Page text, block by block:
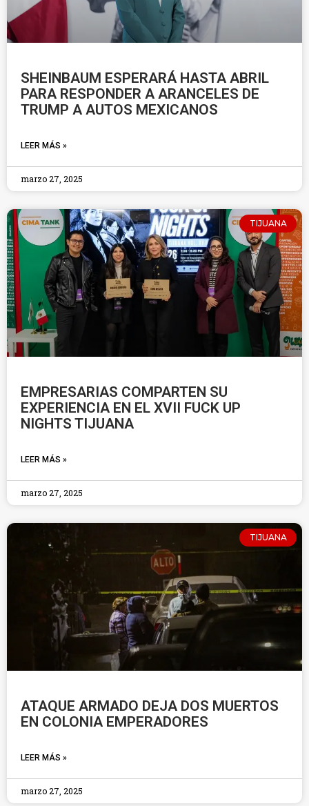
SHEINBAUM ESPERARÁ HASTA ABRIL
PARA RESPONDER A ARANCELES DE
TRUMP A AUTOS MEXICANOS
LEER MÁS »
marzo 27, 2025
TIJUANA
EMPRESARIAS COMPARTEN SU
EXPERIENCIA EN EL XVII FUCK UP
NIGHTS TIJUANA
LEER MÁS »
marzo 27, 2025
TIJUANA
ATAQUE ARMADO DEJA DOS MUERTOS
EN COLONIA EMPERADORES
LEER MÁS »
marzo 27, 2025